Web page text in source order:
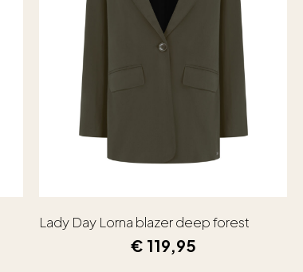
Lady Day Lorna blazer deep forest
€ 119,95